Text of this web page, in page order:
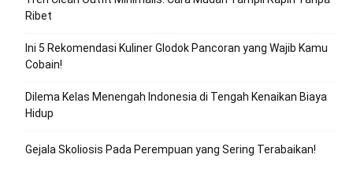
Ribet
Ini 5 Rekomendasi Kuliner Glodok Pancoran yang Wajib Kamu
Cobain!
Dilema Kelas Menengah Indonesia di Tengah Kenaikan Biaya
Hidup
Gejala Skoliosis Pada Perempuan yang Sering Terabaikan!